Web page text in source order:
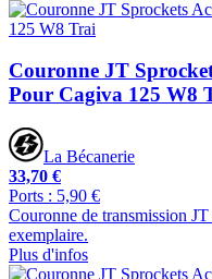
Couronne JT
Pour Cagiva 125 W8
La Bécanerie
33,70 €
Ports : 5,90 €
Couronne de transmission
exemplaire.
Plus d'infos